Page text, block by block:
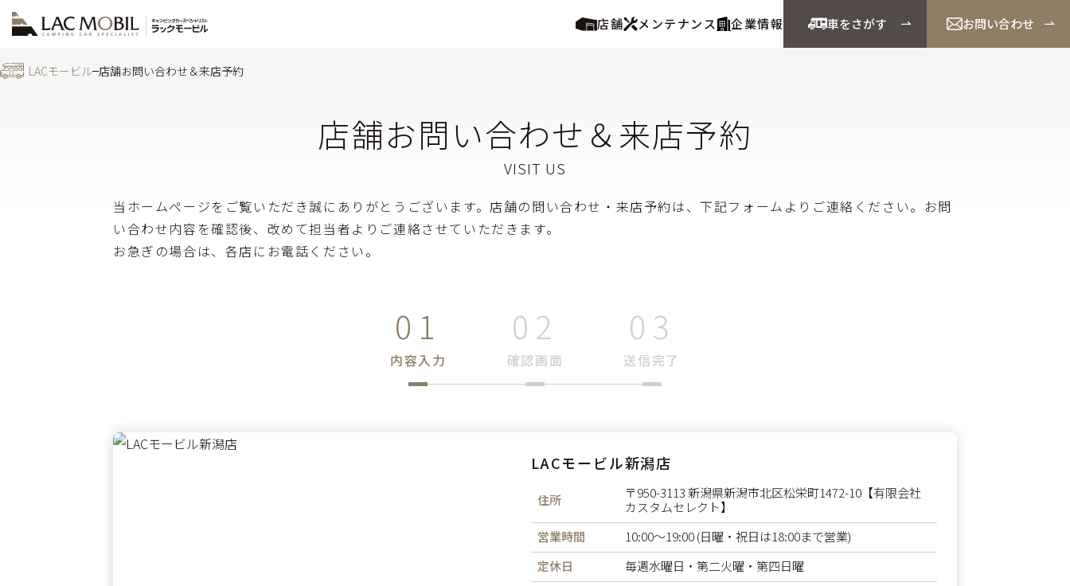
店舗 メンテナンス 企業情報 車をさがす お問い合わせ
LACモービル 店舗お問い合わせ＆来店予約
店舗お問い合わせ＆来店予約
当ホームページをご覧いただき誠にありがとうございます。店舗の問い合わせ・来店予約は、下記フォームよりご連絡ください。お問
い合わせ内容を確認後、改めて担当者よりご連絡させていただきます。
お急ぎの場合は、各店にお電話ください。
内容入力 確認画面 送信完了
LACモービル新潟店
住所
〒950-3113 新潟県新潟市北区松栄町1472-10【有限会社
カスタムセレクト】
営業時間
10:00～19:00 (日曜・祝日は18:00まで営業)
定休日
毎週水曜日・第二火曜・第四日曜